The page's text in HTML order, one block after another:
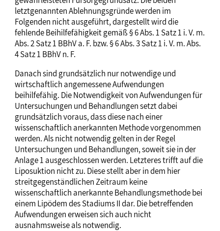
letztgenannten Ablehnungsgründe werden im
Folgenden nicht ausgeführt, dargestellt wird die
fehlende Beihilfefähigkeit gemäß § 6 Abs. 1 Satz 1 i. V. m.
Abs. 2 Satz 1 BBhV a. F. bzw. § 6 Abs. 3 Satz 1 i. V. m. Abs.
4 Satz 1 BBhV n. F.
Danach sind grundsätzlich nur notwendige und
wirtschaftlich angemessene Aufwendungen
beihilfefähig. Die Notwendigkeit von Aufwendungen für
Untersuchungen und Behandlungen setzt dabei
grundsätzlich voraus, dass diese nach einer
wissenschaftlich anerkannten Methode vorgenommen
werden. Als nicht notwendig gelten in der Regel
Untersuchungen und Behandlungen, soweit sie in der
Anlage 1 ausgeschlossen werden. Letzteres trifft auf die
Liposuktion nicht zu. Diese stellt aber in dem hier
streitgegenständlichen Zeitraum keine
wissenschaftlich anerkannte Behandlungsmethode bei
einem Lipödem des Stadiums II dar. Die betreffenden
Aufwendungen erweisen sich auch nicht
ausnahmsweise als notwendig.